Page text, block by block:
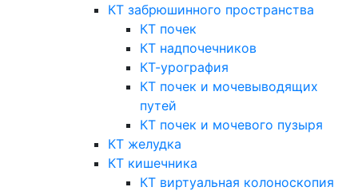
КТ забрюшинного пространства
КТ почек
КТ надпочечников
КТ-урография
КТ почек и мочевыводящих
путей
КТ почек и мочевого пузыря
КТ желудка
КТ кишечника
КТ виртуальная колоноскопия